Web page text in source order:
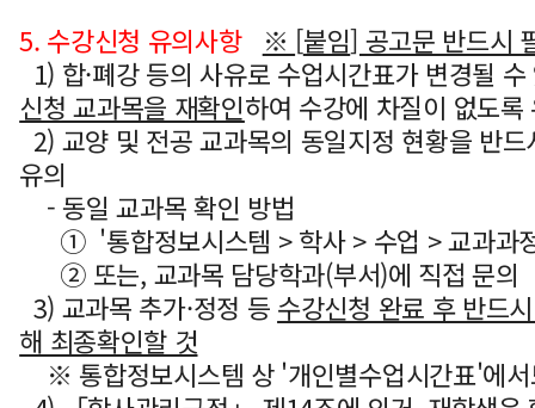
5. 수강신청 유의사항 ※ [붙임] 공고문 반드시
1) 합·폐강 등의 사유로 수업시간표가 변경될
신청 교과목을 재확인하여 수강에 차질이 없도록
2) 교양 및 전공 교과목의 동일지정 현황을 반
유의
- 동일 교과목 확인 방법
① '통합정보시스템 > 학사 > 수업 > 교과과
② 또는, 교과목 담당학과(부서)에 직접 문의
3) 교과목 추가·정정 등 수강신청 완료 후 반드
해 최종확인할 것
※ 통합정보시스템 상 '개인별수업시간표'에서